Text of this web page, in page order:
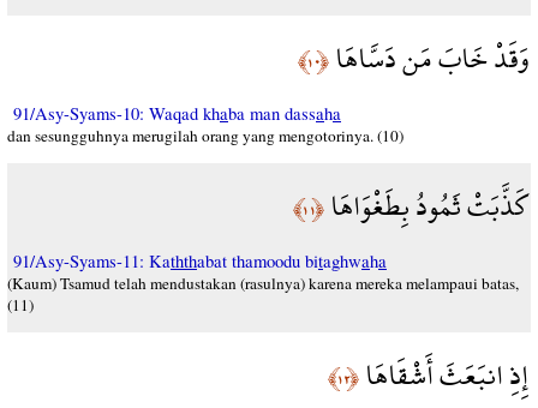
وَقَدْ خَابَ مَن دَسَّاهَا﴿١٠﴾
91/Asy-Syams-10: Waqad khaba man dassaha
dan sesungguhnya merugilah orang yang mengotorinya. (10)
كَذَّبَتْ ثَمُودُ بِطَغْوَاهَا﴿١١﴾
91/Asy-Syams-11: Kaththabat thamoodu bitaghwaha
(Kaum) Tsamud telah mendustakan (rasulnya) karena mereka melampaui batas,
(11)
إِذِ انبَعَثَ أَشْقَاهَا﴿١٢﴾